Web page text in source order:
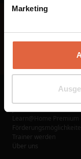
Marketing
Learn@Home Premium
Trainer werden
Über uns